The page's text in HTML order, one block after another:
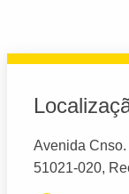
Avenida
51021-020,